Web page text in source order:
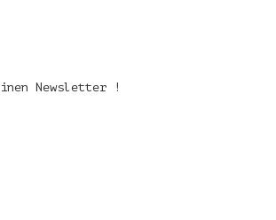
Newsletter !